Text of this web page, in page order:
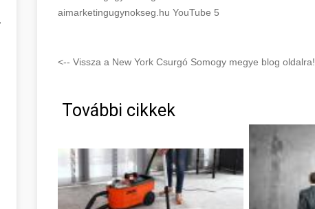
aimarketingugynokseg.hu YouTube 5
<-- Vissza a New York Csurgó Somogy megye blog oldalra!
További cikkek